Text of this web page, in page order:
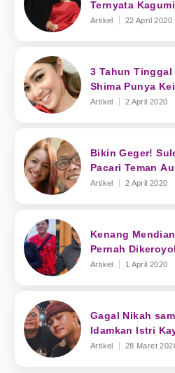
Ternyata
Artikel 22 April 2020
3 Tahun
Shima Punya
Artikel 2 April 2020
Bikin Geger!
Pacari Teman
Artikel 2 April 2020
Kenang
Pernah
Artikel 1 April 2020
Gagal Nikah
Idamkan Istri
Artikel 28 Maret